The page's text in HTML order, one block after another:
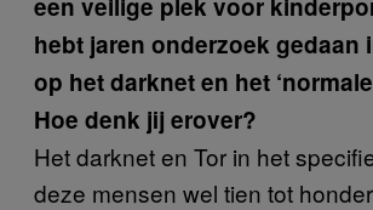
hebt jaren onderzoek gedaan
op het darknet en het
Hoe denk jij erover?
Het darknet en Tor in het
deze mensen wel tien tot